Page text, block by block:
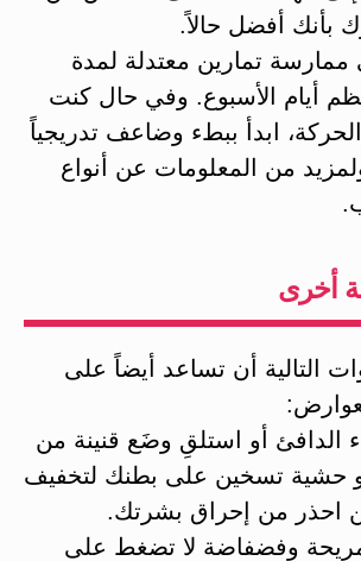
بأنك أفضل حالاً.
ممارسة تمارين معتدلة لمدة
أيام الأسبوع. وفي حال كنت
ابدأ ببطء وضاعف تدريجياً
من المعلومات عن أنواع
أخرى
التالية أن تساعد أيضاً على
الدافئ أو استلقِ وضَع قنينة من
حشية تسخين على بطنك لتخفيف
احذر من إحراق بشرتك.
وفضفاضة لا تضغط على